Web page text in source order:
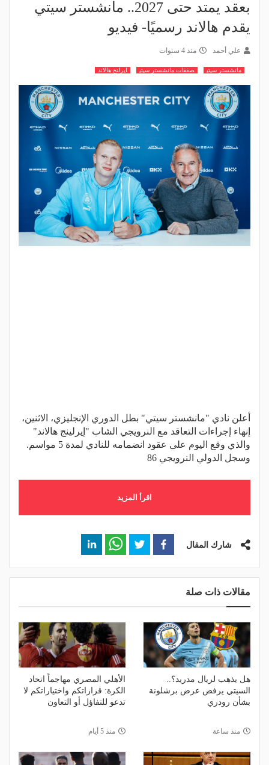
بعقد يمتد حتى 2027.. مانشستر سيتي
يقدم هالاند رسميًا- فيديو
علي أحمد منذ 4 سنوات
مانشستر سيتي صفقات مانشستر سيتي ايرلنج هالاند
أعلن نادي "مانشستر سيتي" بطل الدوري الإنجليزي، الاثنين،
إنهاء إجراءات التعاقد مع النرويجي الشاب "إيرلينج هالاند"
والذي وقع اليوم على عقود انضمامه للنادي لمدة 5 مواسم.
وسجل الدولي النرويجي 86
اقرأ المزيد
شارك المقال
مقالات ذات صلة
هل يذهب لريال مدريد؟..
السيتي يرفض عرض برشلونة
بشأن رودري
منذ ساعة
الأهلي المصري مهاجماً اتحاد
الكرة: قراراتكم واختياراتكم لا
تدعو للتفاؤل أو التعاون
منذ 5 أيام